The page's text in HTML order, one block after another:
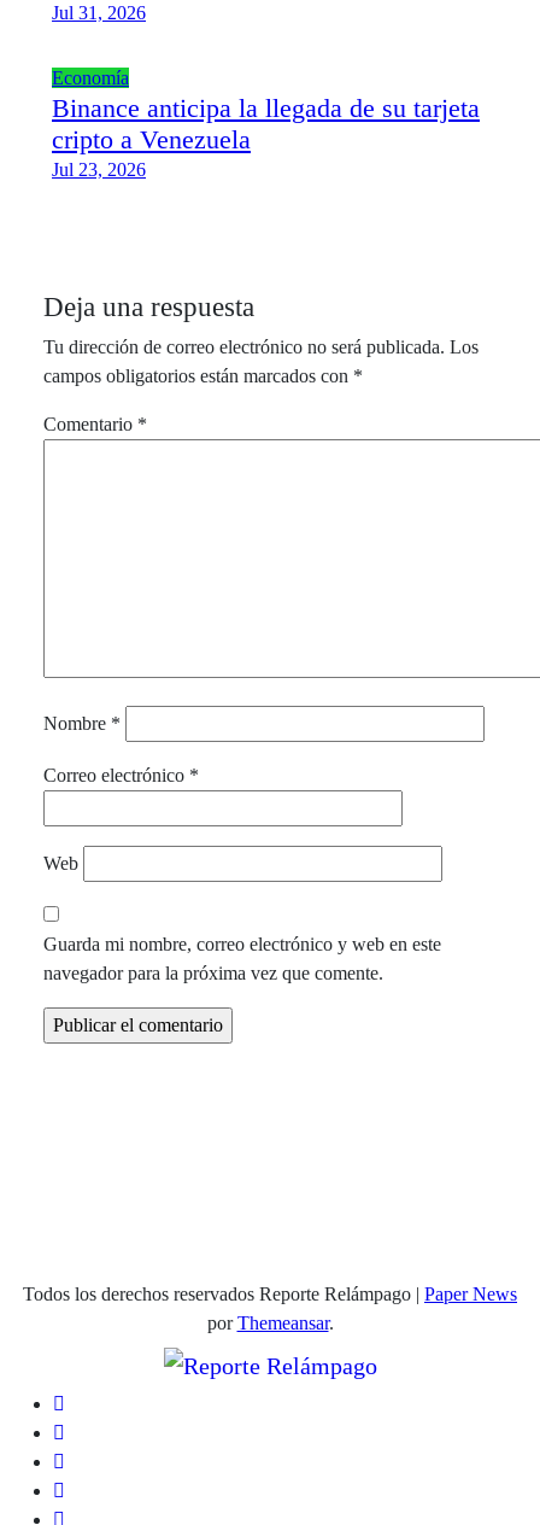
Jul 31, 2026
Economía
Binance anticipa la llegada de su tarjeta
cripto a Venezuela
Jul 23, 2026
Deja una respuesta
Tu dirección de correo electrónico no será publicada. Los
campos obligatorios están marcados con *
Comentario *
Nombre *
Correo electrónico *
Web
Guarda mi nombre, correo electrónico y web en este
navegador para la próxima vez que comente.
Todos los derechos reservados Reporte Relámpago | Paper News
porThemeansar.